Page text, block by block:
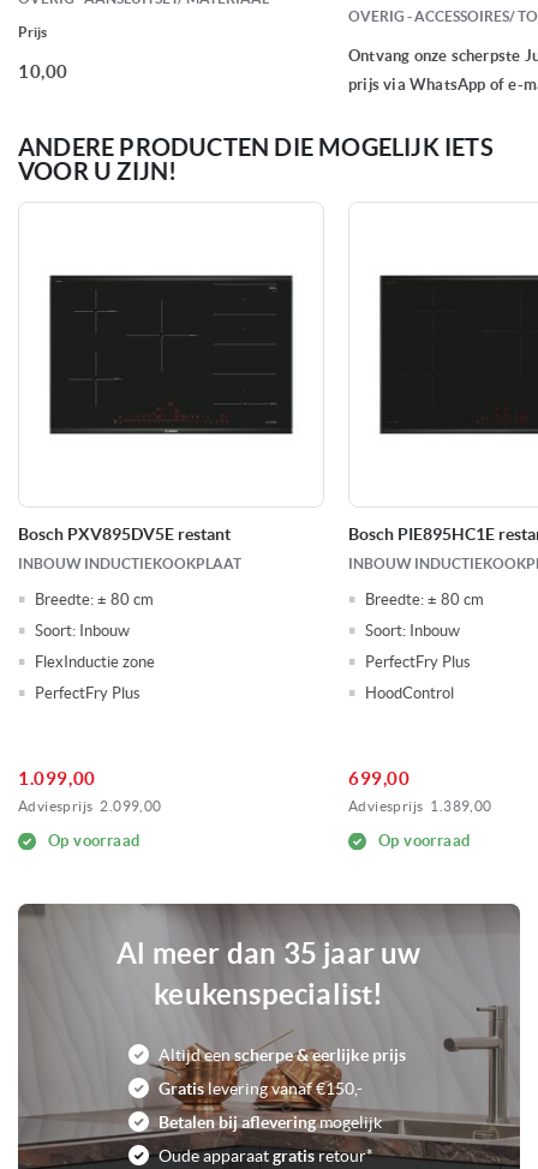
Aansluitwaarde
Automatische pandetectie
kookplaat mogelijk
Booster kookstand
Flex kookzone
Kinderslot
Timer
Voorraad 3
Prijs
10,00
OVERIG - ACCESSOIRES/
Ontvang onze scherpste
prijs via WhatsApp of e-
ANDERE PRODUCTEN DIE MOGELIJK IETS
VOOR U ZIJN!
Bosch PXV895DV5E restant
INBOUW INDUCTIEKOOKPLAAT
Breedte: ± 80 cm
Soort: Inbouw
FlexInductie zone
PerfectFry Plus
1.099,00
Adviesprijs 2.099,00
Op voorraad
Bosch PIE895HC1E
INBOUW
Breedte: ± 80 cm
Soort: Inbouw
PerfectFry Plus
HoodControl
699,00
Adviesprijs 1.389,00
Op voorraad
Al meer dan 35 jaar uw
keukenspecialist!
Altijd eenscherpe & eerlijke prijs
Gratislevering vanaf €150,-
Betalen bij afleveringmogelijk
Oude apparaatgratisretour*